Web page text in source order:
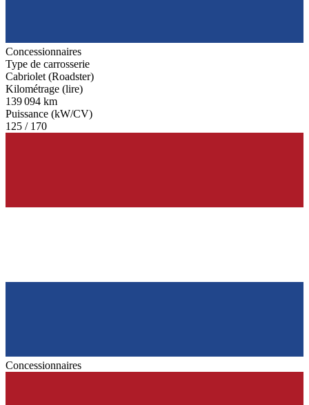
Concessionnaires
Type de carrosserie
Cabriolet (Roadster)
Kilométrage (lire)
139 094 km
Puissance (kW/CV)
125 / 170
Concessionnaires